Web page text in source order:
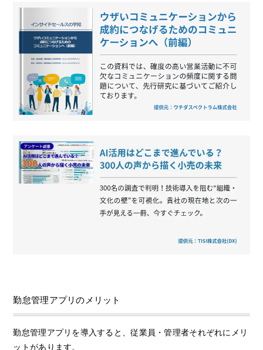
勤怠管理アプリのメリット
勤怠管理アプリを導入すると、従業員・管理者それぞれにメリ
ットがあります。